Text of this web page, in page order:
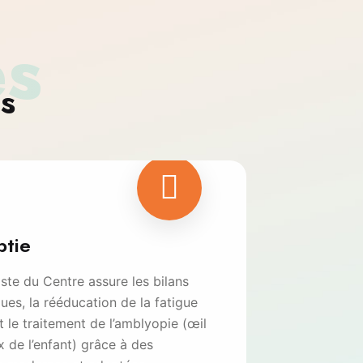
du Centre assure les bilans
la rééducation de la fatigue
le traitement de l’amblyopie (œil
de l’enfant) grâce à des